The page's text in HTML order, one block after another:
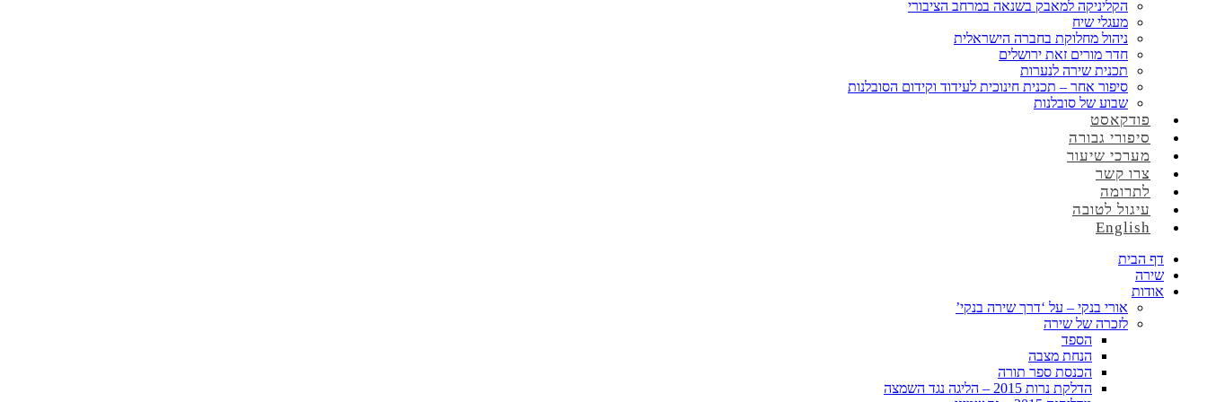
הקליניקה למאבק בשנאה במרחב הציבורי
מעגלי שיח
ניהול מחלוקת בחברה הישראלית
חדר מורים זאת ירושלים
תכנית שירה לנערות
סיפור אחר – תכנית חינוכית לעידוד וקידום הסובלנות
שבוע של סובלנות
פודקאסט
סיפורי גבורה
מערכי שיעור
צרו קשר
לתרומה
עיגול לטובה
English
דף הבית
שירה
אודות
אורי בנקי – על ‘דרך שירה בנקי’
לזכרה של שירה
הספד
הנחת מצבה
הכנסת ספר תורה
הדלקת נרות 2015 – הליגה נגד השמצה